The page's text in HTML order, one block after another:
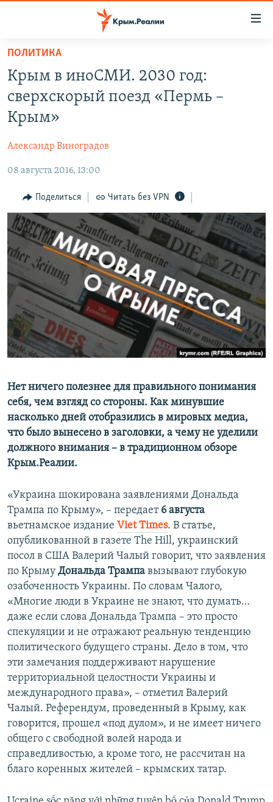
Вернуться
основному
содержанию
Вернутся
главной
навигации
Вернутся
поиску
СПЕЦПРОЕКТЫ
11 ЛЕТ ОККУПАЦИИ КРЫМА. 11 ИСТОРИЙ СОПРОТИВЛЕНИЯ
ВОДА
ЕЩЕ
ИНТЕРАКТИВ
ИНФОГРАФИКА
ТЕЛЕПРОЕКТ КРЫМ.РЕАЛИИ
СОВЕТЫ ПРАВОЗАЩИТНИКОВ
ПРОПАВШИЕ БЕЗ ВЕСТИ
ПОБЕДИТЕЛЕЙ НЕ СУДЯТ?
КРЫМ.НЕПОКОРЕННЫЙ
ELIFBE
УКРАИНСКАЯ ПРОБЛЕМА КРЫМА
РАДІО СВОБОДА
КАК ОБОЙТИ БЛОКИРОВКУ
Українською
Qırımtatar
ПРИСОЕДИНЯЙТЕСЬ!
ПОЛИТИКА
Крым в иноСМИ. 2030 год:
сверхскорый поезд «Пермь –
Крым»
Александр Виноградов
08 августа 2016, 13:00
Поделиться Читать без VPN
Нет ничего полезнее для правильного понимания
себя, чем взгляд со стороны. Как минувшие
насколько дней отобразились в мировых медиа,
что было вынесено в заголовки, а чему не уделили
должного внимания – в традиционном обзоре
Крым.Реалии.
«Украина шокирована заявлениями Дональда
Трампа по Крыму», – передает 6 августа
вьетнамское издание Viet Times. В статье,
опубликованной в газете The Hill, украинский
посол в США Валерий Чалый говорит, что заявления
по Крыму Дональда Трампа вызывают глубокую
озабоченность Украины. По словам Чалого,
«Многие люди в Украине не знают, что думать…
даже если слова Дональда Трампа – это просто
спекуляции и не отражают реальную тенденцию
политического будущего страны. Дело в том, что
эти замечания поддерживают нарушение
территориальной целостности Украины и
международного права», – отметил Валерий
Чалый. Референдум, проведенный в Крыму, как
говорится, прошел «под дулом», и не имеет ничего
общего с свободной волей народа и
справедливостью, а кроме того, не рассчитан на
благо коренных жителей – крымских татар.